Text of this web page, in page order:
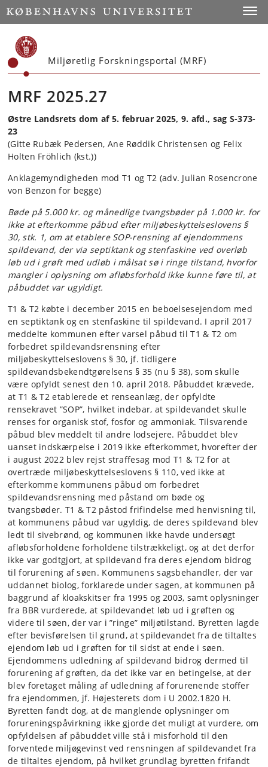
Start
Miljøretlig Forskningsportal (MRF)
MRF 2025.27
Østre Landsrets dom af 5. februar 2025, 9. afd., sag S-373-
23
(Gitte Rubæk Pedersen, Ane Røddik Christensen og Felix
Holten Fröhlich (kst.))
Anklagemyndigheden mod T1 og T2 (adv. Julian Rosencrone
von Benzon for begge)
Bøde på 5.000 kr. og månedlige tvangsbøder på 1.000 kr. for
ikke at efterkomme påbud efter miljøbeskyttelseslovens §
30, stk. 1, om at etablere SOP-rensning af ejendommens
spildevand, der via septiktank og stenfaskine ved overløb
løb ud i grøft med udløb i målsat sø i ringe tilstand, hvorfor
mangler i oplysning om afløbsforhold ikke kunne føre til, at
påbuddet var ugyldigt.
T1 & T2 købte i december 2015 en beboelsesejendom med
en septiktank og en stenfaskine til spildevand. I april 2017
meddelte kommunen efter varsel påbud til T1 & T2 om
forbedret spildevandsrensning efter
miljøbeskyttelseslovens § 30, jf. tidligere
spildevandsbekendtgørelsens § 35 (nu § 38), som skulle
være opfyldt senest den 10. april 2018. Påbuddet krævede,
at T1 & T2 etablerede et renseanlæg, der opfyldte
rensekravet ”SOP”, hvilket indebar, at spildevandet skulle
renses for organisk stof, fosfor og ammoniak. Tilsvarende
påbud blev meddelt til andre lodsejere. Påbuddet blev
uanset indskærpelse i 2019 ikke efterkommet, hvorefter der
i august 2022 blev rejst straffesag mod T1 & T2 for at
overtræde miljøbeskyttelseslovens § 110, ved ikke at
efterkomme kommunens påbud om forbedret
spildevandsrensning med påstand om bøde og
tvangsbøder. T1 & T2 påstod frifindelse med henvisning til,
at kommunens påbud var ugyldig, de deres spildevand blev
ledt til sivebrønd, og kommunen ikke havde undersøgt
afløbsforholdene forholdene tilstrækkeligt, og at det derfor
ikke var godtgjort, at spildevand fra deres ejendom bidrog
til forurening af søen. Kommunens sagsbehandler, der var
uddannet biolog, forklarede under sagen, at kommunen på
baggrund af kloakskitser fra 1995 og 2003, samt oplysninger
fra BBR vurderede, at spildevandet løb ud i grøften og
videre til søen, der var i ”ringe” miljøtilstand. Byretten lagde
efter bevisførelsen til grund, at spildevandet fra de tiltaltes
ejendom løb ud i grøften for til sidst at ende i søen.
Ejendommens udledning af spildevand bidrog dermed til
forurening af grøften, da det ikke var en betingelse, at der
blev foretaget måling af udledning af forurenende stoffer
fra ejendommen, jf. Højesterets dom i U 2002.1820 H.
Byretten fandt dog, at de manglende oplysninger om
forureningspåvirkning ikke gjorde det muligt at vurdere, om
opfyldelsen af påbuddet ville stå i misforhold til den
forventede miljøgevinst ved rensningen af spildevandet fra
de tiltaltes ejendom, på hvilket grundlag byretten frifandt